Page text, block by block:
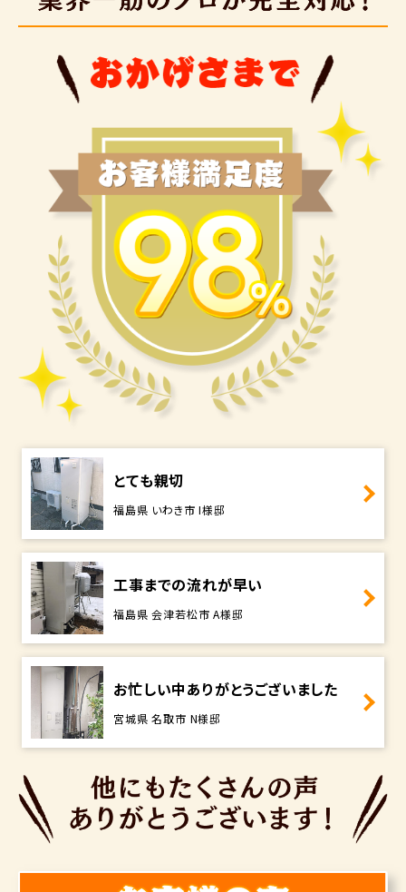
とても親切
福島県 いわき市 I様邸
工事までの流れが早い
福島県 会津若松市 A様邸
お忙しい中ありがとうございました
宮城県 名取市 N様邸